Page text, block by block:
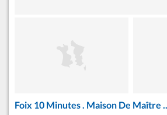
Foix 10 Minutes . Maison De Maître ..